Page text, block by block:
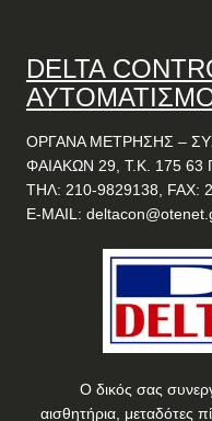
DELTA
ΟΡΓΑΝΑ ΜΕΤΡΗΣΗΣ –
ΦΑΙΑΚΩΝ 29, Τ.Κ. 175
ΤΗΛ: 210-9829138, FAX:
E-MAIL:
Ο δικός σας
αισθητήρια, μεταδότες